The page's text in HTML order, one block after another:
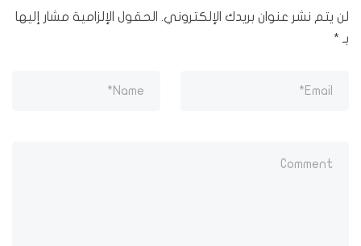
لن يتم نشر عنوان بريدك الإلكتروني.
الحقول الإلزامية مشار إليها
بـ *